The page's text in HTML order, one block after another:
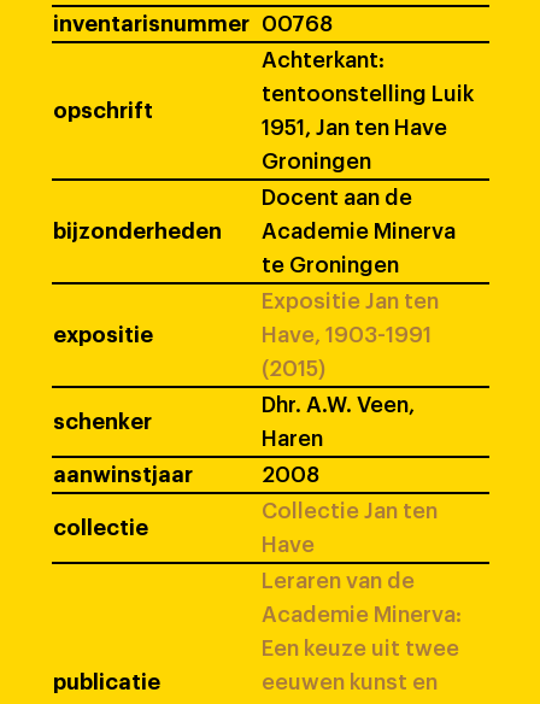
inventarisnummer
00768
opschrift
Achterkant:
tentoonstelling Luik
1951, Jan ten Have
Groningen
bijzonderheden
Docent aan de
Academie Minerva
te Groningen
expositie
Expositie Jan ten
Have, 1903-1991
(2015)
schenker
Dhr. A.W. Veen,
Haren
aanwinstjaar
2008
collectie
Collectie Jan ten
Have
publicatie
Leraren van de
Academie Minerva:
Een keuze uit twee
eeuwen kunst en